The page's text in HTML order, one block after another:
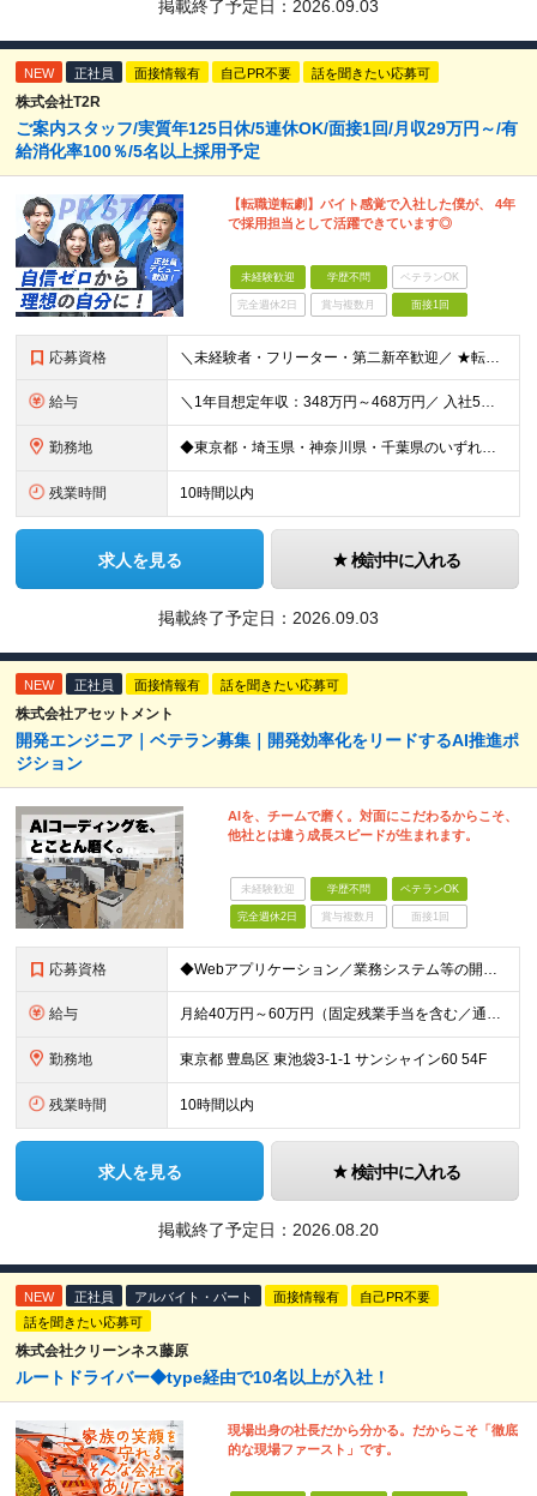
掲載終了予定日： 2026.09.03
NEW 正社員 面接情報有 自己PR不要 話を聞きたい応募可
株式会社T2R
ご案内スタッフ/実質年125日休/5連休OK/面接1回/月収29万円～/有
給消化率100％/5名以上採用予定
【転職逆転劇】バイト感覚で入社した僕が、 4年
で採用担当として活躍できています◎
未経験歓迎 学歴不問 ベテランOK
完全週休2日 賞与複数月 面接1回
応募資格 ＼未経験者・フリーター・第二新卒歓迎／ ★転職回数4回の社員も現在は中心メンバーとして活躍中 ◆正社員デビューOK！ ◆学歴・経験一切不問 ▼----面接担当者より----▼ 「過去は変えられない
給与 ＼1年目想定年収：348万円～468万円／ 入社5年目で月給60.8万円も実現可能！ 月給：25万円～35万円＋交通費全額支給＋資格手当＋賞与など ※経験・スキルを考慮の上、決定します ※残業代は
勤務地 ◆東京都・埼玉県・神奈川県・千葉県のいずれかの携帯ショップやイベント会場に配属 ◆「家から近い場所で働きたい！」という社員の要望に応えてプロジェクトを獲得した実例あり ■本社 東京都豊島区南池袋2-
残業時間 10時間以内
求人を見る 検討中に入れる
掲載終了予定日： 2026.09.03
NEW 正社員 面接情報有 話を聞きたい応募可
株式会社アセットメント
開発エンジニア｜ベテラン募集｜開発効率化をリードするAI推進ポ
ジション
AIを、チームで磨く。対面にこだわるからこそ、
他社とは違う成長スピードが生まれます。
未経験歓迎 学歴不問 ベテランOK
完全週休2日 賞与複数月 面接1回
応募資格 ◆Webアプリケーション／業務システム等の開発実務経験：5年以上 ◆AIを活用した開発実務経験：1年以上 ◆日本国内在住の方
給与 月給40万円～60万円（固定残業手当を含む／通勤手当は別途支給） 想定年収480万円～720万円 ※固定残業手当は時間外労働の有無に関わらず40時間相当分、月額9万6千円～14万3千円を支給 （40
勤務地 東京都 豊島区 東池袋3-1-1 サンシャイン60 54F
残業時間 10時間以内
求人を見る 検討中に入れる
掲載終了予定日： 2026.08.20
NEW 正社員 アルバイト・パート 面接情報有
自己PR不要
話を聞きたい応募可
株式会社クリーンネス藤原
ルートドライバー◆type経由で10名以上が入社！
現場出身の社長だから分かる。だからこそ「徹底
的な現場ファースト」です。